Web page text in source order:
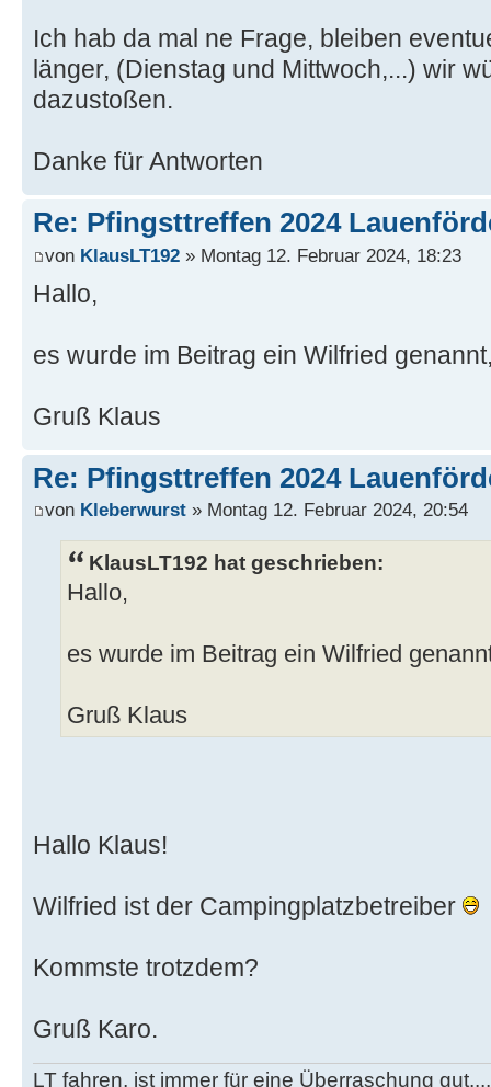
Ich hab da mal ne Frage, bleiben
länger, (Dienstag und Mittwoch,...) wir
dazustoßen.
Danke für Antworten
Re: Pfingsttreffen 2024
von KlausLT192 » Montag 12. Februar 2024, 18:23
Hallo,
es wurde im Beitrag ein Wilfried
Gruß Klaus
Re: Pfingsttreffen 2024
von Kleberwurst » Montag 12. Februar 2024, 20:54
KlausLT192 hat geschrieben:
Hallo,
es wurde im Beitrag ein Wilfried
Gruß Klaus
Hallo Klaus!
Wilfried ist der Campingplatzbetreiber
Kommste trotzdem?
Gruß Karo.
LT fahren, ist immer für eine Überraschung